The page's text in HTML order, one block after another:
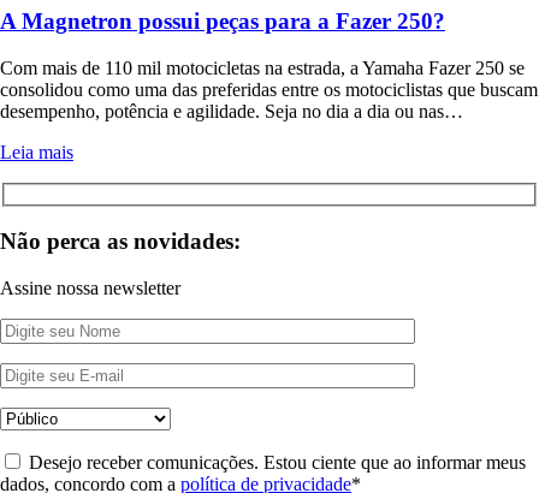
A Magnetron possui peças para a Fazer 250?
Com mais de 110 mil motocicletas na estrada, a Yamaha Fazer 250 se
consolidou como uma das preferidas entre os motociclistas que buscam
desempenho, potência e agilidade. Seja no dia a dia ou nas…
Leia mais
Não perca as novidades:
Assine nossa newsletter
Desejo receber comunicações. Estou ciente que ao informar meus
dados, concordo com a política de privacidade*